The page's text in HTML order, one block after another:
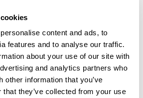
content and ads, to
features and to analyse our traffic.
about your use of our site with
and analytics partners who
other information that you’ve
that they’ve collected from your use
Gerontológico Matia-Ingema
Maria Vianney Fundazioa
Santa Ana/Santa Ana Egoitza